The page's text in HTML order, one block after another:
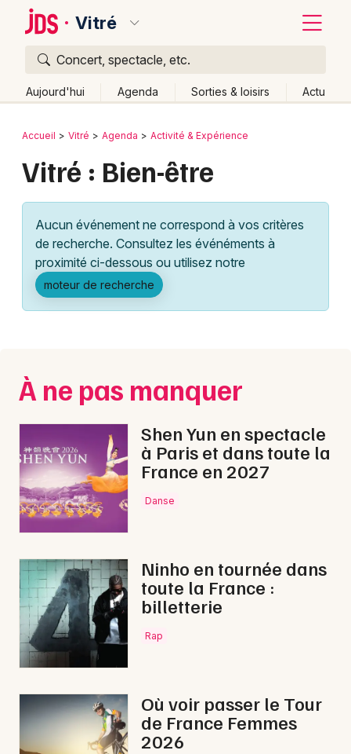
Vitré
Concert, spectacle, etc.
Aujourd'hui Agenda Sorties & loisirs Actu
Publier un événement
Grands événements
Activité & Expérience
Manifestations
Spectacles
Concerts
Sports
Soirées
Sorties famille
Expos
Sorties & loisirs
Bien-être en Ille-et-Vilaine
Bordeaux
Lille
Lyon
Marseille
Nantes
Nice
Paris
Strasbourg
Toulouse
Retour
Accueil Vitré Agenda Activité & Expérience
Vitré : Bien-être
Aucun événement ne correspond à vos critères
de recherche. Consultez les événéments à
proximité ci-dessous ou utilisez notre
moteur de recherche
À ne pas manquer
Shen Yun en spectacle
à Paris et dans toute la
France en 2027
Danse
Ninho en tournée dans
toute la France :
billetterie
Rap
Où voir passer le Tour
de France Femmes
2026
Quoi ?
Où ?
Partout
Près de moi Changer de lieu
Quand ?
Ce week-end